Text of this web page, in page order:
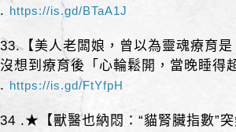
. https://is.gd/BTaA1J
33.【美人老闆娘，曾以為靈魂療育
沒想到療育後「心輪鬆開，當晚睡得
. https://is.gd/FtYfpH
34 .★【獸醫也納悶：“貓腎臟指數”